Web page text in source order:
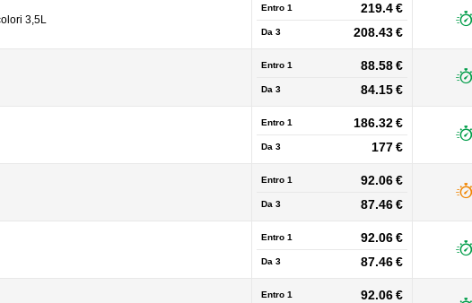
3,5L
Entro 1 219.4 €
Da 3 208.43 €
Entro 1 88.58 €
Da 3 84.15 €
Entro 1 186.32 €
Da 3 177 €
Entro 1 92.06 €
Da 3 87.46 €
Entro 1 92.06 €
Da 3 87.46 €
Entro 1 92.06 €